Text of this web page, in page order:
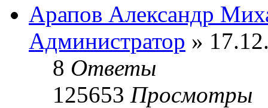
Арапов Александр
Администратор »
8 Ответы
125653 Просмотры